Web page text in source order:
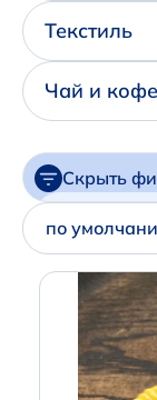
,
Текстиль
Чай и кофе
Скрыть
Артикул
по